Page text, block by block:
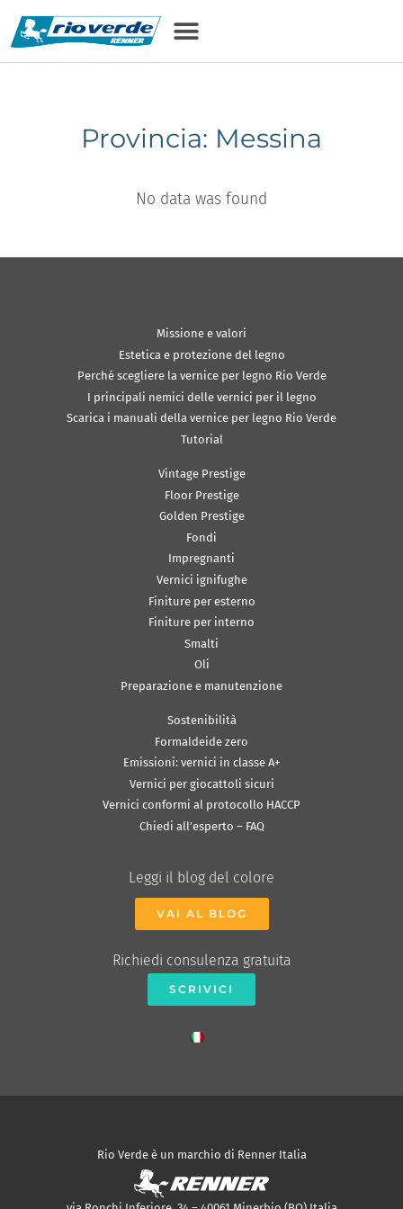
Provincia: Messina
No data was found
Missione e valori
Estetica e protezione del legno
Perché scegliere la vernice per legno Rio Verde
I principali nemici delle vernici per il legno
Scarica i manuali della vernice per legno Rio Verde
Tutorial
Vintage Prestige
Floor Prestige
Golden Prestige
Fondi
Impregnanti
Vernici ignifughe
Finiture per esterno
Finiture per interno
Smalti
Oli
Preparazione e manutenzione
Sostenibilità
Formaldeide zero
Emissioni: vernici in classe A+
Vernici per giocattoli sicuri
Vernici conformi al protocollo HACCP
Chiedi all’esperto – FAQ
Leggi il blog del colore
VAI AL BLOG
Richiedi consulenza gratuita
SCRIVICI
Rio Verde è un marchio di Renner Italia